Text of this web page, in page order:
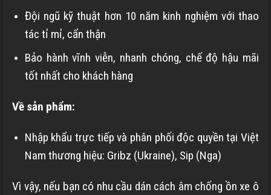
Đội ngũ kỹ thuật hơn 10 năm kinh nghiệm với thao
tác tỉ mỉ, cẩn thận
Bảo hành vĩnh viễn, nhanh chóng, chế độ hậu mãi
tốt nhất cho khách hàng
Về sản phẩm:
Nhập khẩu trực tiếp và phân phối độc quyền tại Việt
Nam thương hiệu: Gribz (Ukraine), Sip (Nga)
Vì vậy, nếu bạn có nhu cầu dán cách âm chống ồn xe ô